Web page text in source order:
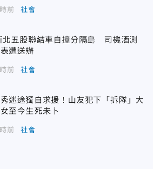
前 社會
北五股聯結車自撞分隔島 司機酒測
遭送辦
前 社會
迷途獨自求援！山友犯下「拆隊」大
至今生死未卜
前 社會